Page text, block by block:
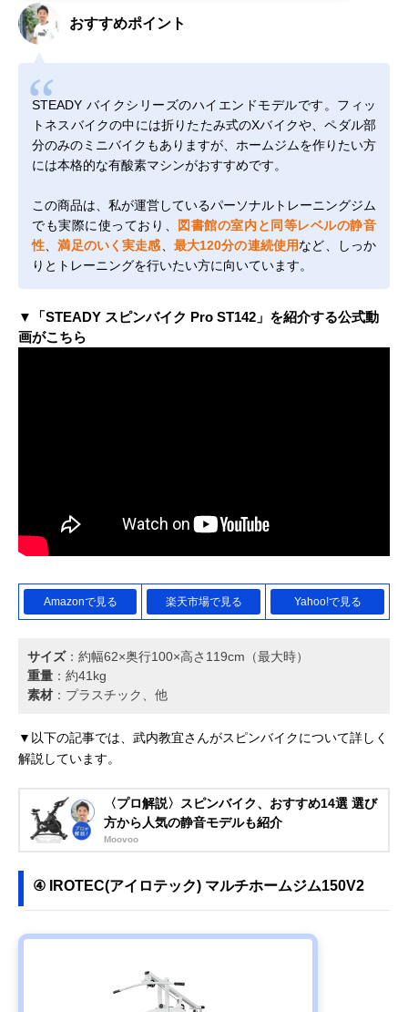
おすすめポイント
STEADY バイクシリーズのハイエンドモデルです。フィッ
トネスバイクの中には折りたたみ式のXバイクや、ペダル部
分のみのミニバイクもありますが、ホームジムを作りたい方
には本格的な有酸素マシンがおすすめです。
この商品は、私が運営しているパーソナルトレーニングジム
でも実際に使っており、
図書館の室内と同等レベルの静音
性 、満足のいく実走感 最大120分の連続使用など、しっか
りとトレーニングを行いたい方に向いています。
▼「STEADY スピンバイク Pro ST142」を紹介する公式動
画がこちら
Amazonで見る 楽天市場で見る Yahoo!で見る
サイズ：約幅62×奥行100×高さ119cm（最大時）
重量 ：約41kg
素材 ：‎プラスチック、他
▼以下の記事では、武内教宜さんがスピンバイクについて詳しく
解説しています。
〈プロ解説〉スピンバイク、おすすめ14選 選び
方から人気の静音モデルも紹介
Moovoo
④ IROTEC(アイロテック) マルチホームジム150V2